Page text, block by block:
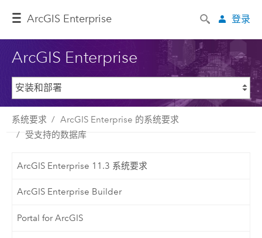
ArcGIS Enterprise 登录
ArcGIS Enterprise
系统要求
ArcGIS Enterprise 的系统要求
受支持的数据库
ArcGIS Enterprise 11.3 系统要求
ArcGIS Enterprise Builder
Portal for ArcGIS